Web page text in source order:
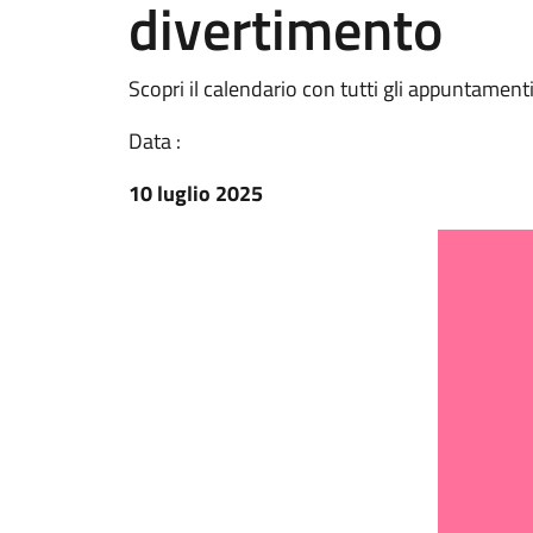
divertimento
Scopri il calendario con tutti gli appuntamenti
Data :
10 luglio 2025